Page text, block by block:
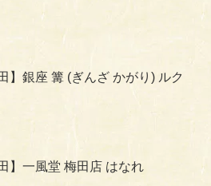
】銀座 篝 (ぎんざ かがり) ルク
】一風堂 梅田店 はなれ